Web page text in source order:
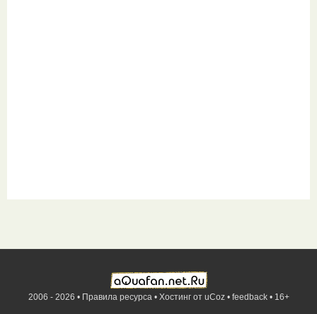
2006 - 2026 • Правила ресурса• Хостинг от uCoz• feedback• 16+